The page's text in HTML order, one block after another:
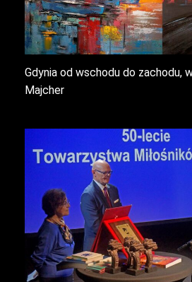
Gdynia od wschodu do zachodu,
Majcher